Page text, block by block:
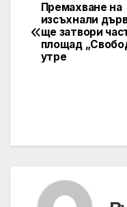
Post
Премахване на
изсъхнали
ще затвори
площад
утре